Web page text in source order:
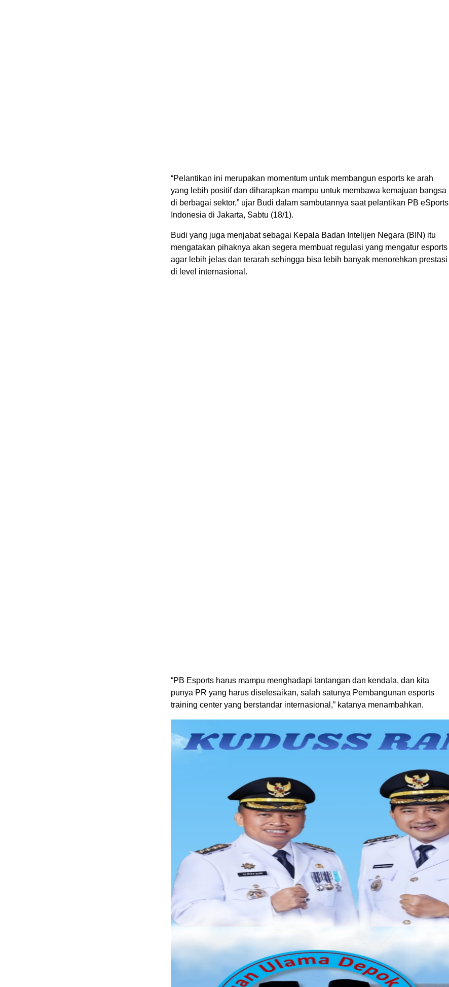
“Pelantikan ini merupakan momentum untuk membangun esports ke arah
yang lebih positif dan diharapkan mampu untuk membawa kemajuan bangsa
di berbagai sektor,” ujar Budi dalam sambutannya saat pelantikan PB eSports
Indonesia di Jakarta, Sabtu (18/1).
Budi yang juga menjabat sebagai Kepala Badan Intelijen Negara (BIN) itu
mengatakan pihaknya akan segera membuat regulasi yang mengatur esports
agar lebih jelas dan terarah sehingga bisa lebih banyak menorehkan prestasi
di level internasional.
“PB Esports harus mampu menghadapi tantangan dan kendala, dan kita
punya PR yang harus diselesaikan, salah satunya Pembangunan esports
training center yang berstandar internasional,” katanya menambahkan.